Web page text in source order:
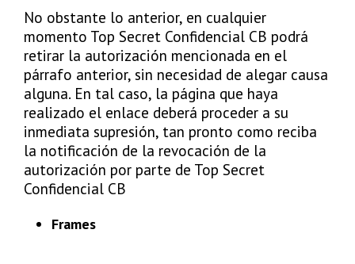
No obstante lo anterior, en cualquier
momento Top Secret Confidencial CB podrá
retirar la autorización mencionada en el
párrafo anterior, sin necesidad de alegar causa
alguna. En tal caso, la página que haya
realizado el enlace deberá proceder a su
inmediata supresión, tan pronto como reciba
la notificación de la revocación de la
autorización por parte de Top Secret
Confidencial CB
Frames